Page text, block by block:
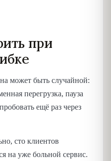
при
может быть случайной:
перегрузка, пауза
ещё раз через
сто клиентов
на уже больной сервис.